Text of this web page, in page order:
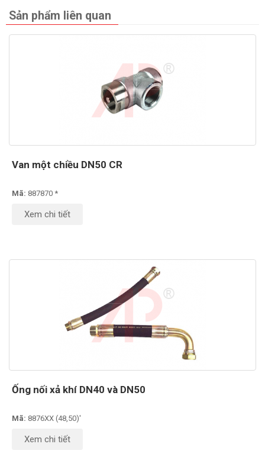
Sản phẩm liên quan
Van một chiều DN50 CR
Mã: 887870 *
Xem chi tiết
Ống nối xả khí DN40 và DN50
Mã: 8876XX (48,50)'
Xem chi tiết